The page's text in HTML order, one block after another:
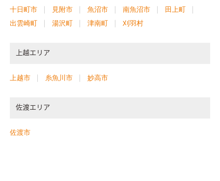
十日町市
見附市 魚沼市 南魚沼市
田上町
出雲崎町
湯沢町 津南町 刈羽村
上越エリア
上越市 糸魚川市 妙高市
佐渡エリア
佐渡市